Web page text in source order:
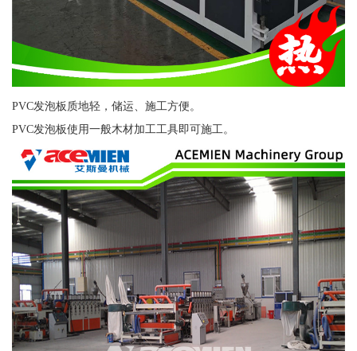
PVC发泡板质地轻，储运、施工方便。
PVC发泡板使用一般木材加工工具即可施工。